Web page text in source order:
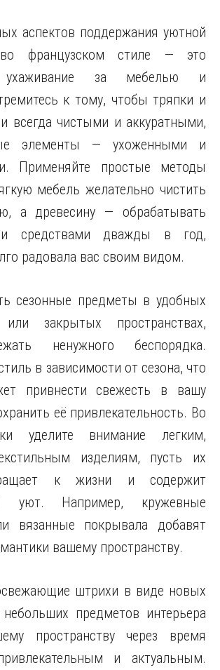
аспектов поддержания уютной
французском стиле — это
ухаживание за мебелью и
к тому, чтобы тряпки и
всегда чистыми и аккуратными,
элементы — ухоженными и
Применяйте простые методы
мебель желательно чистить
а древесину — обрабатывать
средствами дважды в год,
радовала вас своим видом.
сезонные предметы в удобных
или закрытых пространствах,
ненужного беспорядка.
в зависимости от сезона, что
привнести свежесть в вашу
её привлекательность. Во
уделите внимание легким,
изделиям, пусть их
к жизни и содержит
уют. Например, кружевные
вязанные покрывала добавят
вашему пространству.
штрихи в виде новых
предметов интерьера
пространству через время
и актуальным.